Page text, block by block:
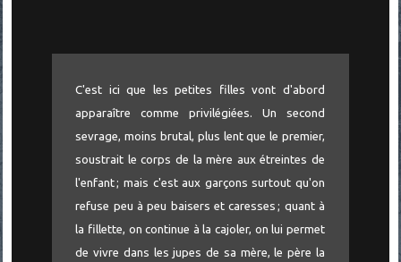
C'est ici que les petites filles vont d'abord
apparaître comme privilégiées. Un second
sevrage, moins brutal, plus lent que le premier,
soustrait le corps de la mère aux étreintes de
l'enfant ; mais c'est aux garçons surtout qu'on
refuse peu à peu baisers et caresses ; quant à
la fillette, on continue à la cajoler, on lui permet
de vivre dans les jupes de sa mère, le père la